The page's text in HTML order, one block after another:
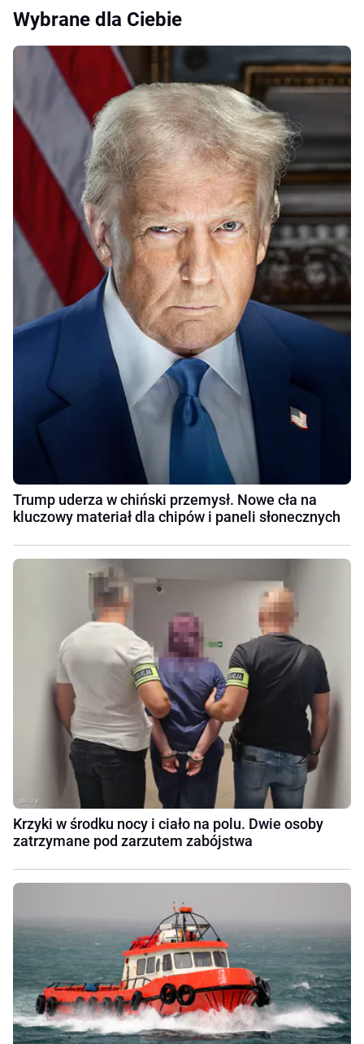
Wybrane dla Ciebie
Trump uderza w chiński przemysł. Nowe cła na
kluczowy materiał dla chipów i paneli słonecznych
Krzyki w środku nocy i ciało na polu. Dwie osoby
zatrzymane pod zarzutem zabójstwa